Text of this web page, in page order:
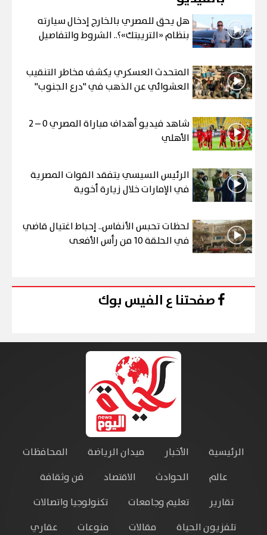
هل يحق للمصري بالخارج إدخال سيارته
بنظام «التريبتك»؟.. الشروط والتفاصيل
المتحدث العسكري يكشف مخاطر التنقيب
العشوائي عن الذهب في "درع الجنوب"
شاهد فيديو أهداف مباراة المصري 0 – 2
الأهلي
الرئيس السيسي يتفقد القوات المصرية
في الإمارات خلال زيارة أخوية
لحظات تحبس الأنفاس.. إحباط اغتيال قاضي
في الحلقة 10 من رأس الأفعى
صفحتنا ع الفيس بوك
الرئيسية الأخبار ميدان الرياضة
المحافظات
عالم
الحوادث الاقتصاد
فن وثقافة
تقارير
تعليم وجامعات
تكنولوجيا واتصالات
تلفزيون الحياة
مقالات منوعات عقاري